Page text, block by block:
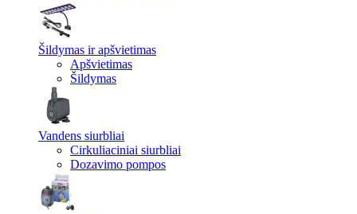
Šildymas ir apšvietimas
Apšvietimas
Šildymas
Vandens siurbliai
Cirkuliaciniai siurbliai
Dozavimo pompos